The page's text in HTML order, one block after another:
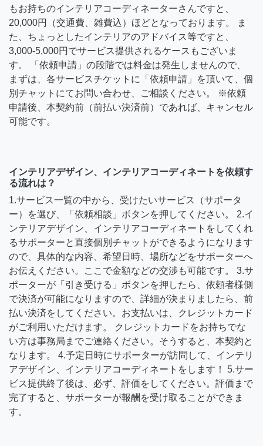
もお持ちのインテリアコーディネーターさんですと、
20,000円（交通費、雑費込）ほどとなっております。 ま
た、ちょっとしたインテリアのアドバイス等ですと、
3,000-5,000円でサービス提供されるケースもございま
す。 「依頼申請」の段階では料金は発生しませんので、
まずは、各サービスチケットに「依頼申請」を頂いて、個
別チャットにてお問い合わせ、ご相談ください。 ※依頼
申請後、本契約前（前払い決済前）であれば、キャンセル
可能です。
インテリアデザイン、インテリアコーディネートを依頼す
る流れは？
1.サービス一覧の中から、受けたいサービス（サポータ
ー）を選び、「依頼相談」ボタンを押してください。 2.イ
ンテリアデザイン、インテリアコーディネートをしてくれ
るサポーターと直接個別チャットができるようになります
ので、具体的な内容、希望日時、場所などをサポーターへ
お伝えください。ここで金額などの交渉も可能です。 3.サ
ポーターが「引き受ける」ボタンを押したら、依頼者様側
で決済が可能になりますので、詳細が決まりましたら、前
払い決済をしてください。お支払いは、クレジットカード
がご利用いただけます。 クレジットカードをお持ちでな
い方は事務局までご連絡ください。そうすると、本契約と
なります。 4.予定日時にサポーターが訪問して、インテリ
アデザイン、インテリアコーディネートをします！ 5.サー
ビス提供終了後は、必ず、評価をしてください。評価まで
完了すると、サポーターが報酬を受け取ることができま
す。